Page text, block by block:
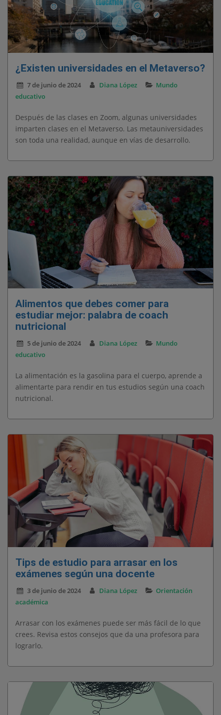
¿Existen universidades en el Metaverso?
7 de junio de 2024 Diana López
Mundo
educativo
Después de las clases en Zoom, algunas universidades
imparten clases en el Metaverso. Las metauniversidades
son toda una realidad, aunque en vías de desarrollo.
Alimentos que debes comer para
estudiar mejor: palabra de coach
nutricional
5 de junio de 2024 Diana López
Mundo
educativo
La alimentación es la gasolina para el cuerpo, aprende a
alimentarte para rendir en tus estudios según una coach
nutricional.
Tips de estudio para arrasar en los
exámenes según una docente
3 de junio de 2024 Diana López
Orientación
académica
Arrasar con los exámenes puede ser más fácil de lo que
crees. Revisa estos consejos que da una profesora para
lograrlo.